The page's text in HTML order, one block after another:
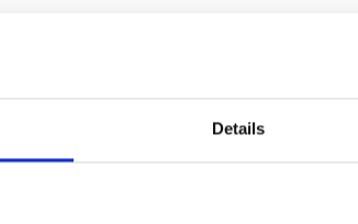
Details
parissa
organisointitaitoja
järjestelmiä
ja hyviä viestintätaitoja